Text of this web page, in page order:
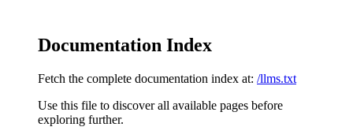
Documentation Index
Fetch the complete documentation index at: /llms.txt
Use this file to discover all available pages before
exploring further.